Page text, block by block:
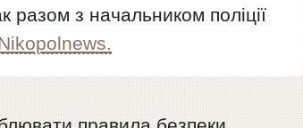
з начальником поліції